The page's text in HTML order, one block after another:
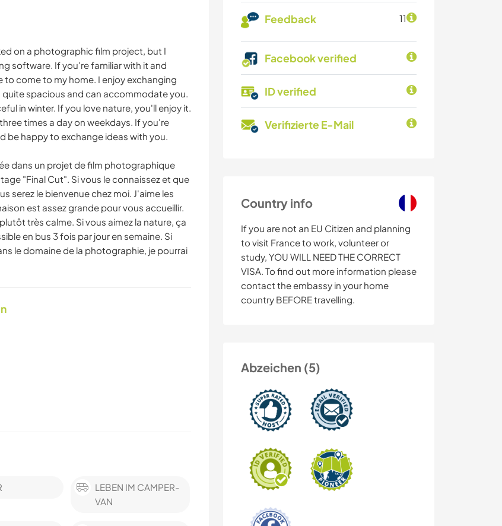
Feedback 11
Facebook verified
ID verified
Verifizierte E-Mail
Country info
If you are not an EU Citizen and planning
to visit France to work, volunteer or
study, YOU WILL NEED THE CORRECT
VISA. To find out more information please
contact the embassy in your home
country BEFORE travelling.
Abzeichen (5)
on a photographic film project, but I
software. If you're familiar with it and
come to my home. I enjoy exchanging
spacious and can accommodate you.
in winter. If you love nature, you'll enjoy it.
times a day on weekdays. If you're
be happy to exchange ideas with you.
dans un projet de film photographique
"Final Cut". Si vous le connaissez et que
serez le bienvenue chez moi. J'aime les
est assez grande pour vous accueillir.
très calme. Si vous aimez la nature, ça
en bus 3 fois par jour en semaine. Si
le domaine de la photographie, je pourrai
LEBEN IM CAMPER-
VAN